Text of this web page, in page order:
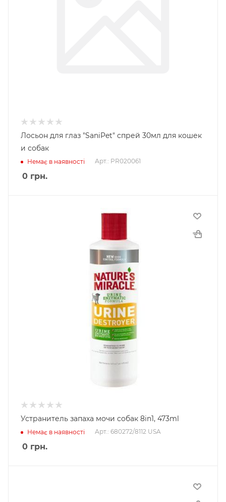
Лосьон для глаз "SaniPet" спрей 30мл для кошек
и собак
Немає в наявності Арт.: PR020061
0 грн.
Устранитель запаха мочи собак 8in1, 473ml
Немає в наявності Арт.: 680272/8112 USA
0 грн.